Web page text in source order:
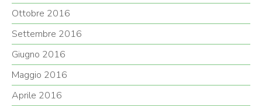
Ottobre 2016
Settembre 2016
Giugno 2016
Maggio 2016
Aprile 2016